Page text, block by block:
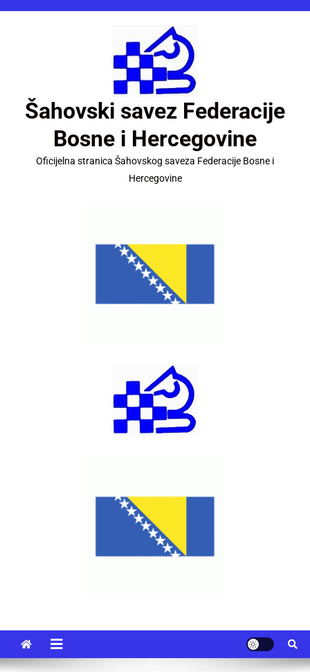
Šahovski savez Federacije
Bosne i Hercegovine
Oficijelna stranica Šahovskog saveza Federacije Bosne i
Hercegovine